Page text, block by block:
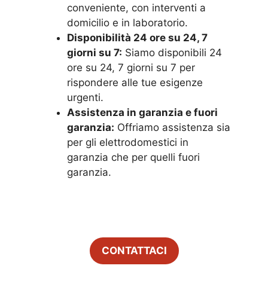
conveniente, con interventi a
domicilio e in laboratorio.
Disponibilità 24 ore su 24, 7
giorni su 7: Siamo disponibili 24
ore su 24, 7 giorni su 7 per
rispondere alle tue esigenze
urgenti.
Assistenza in garanzia e fuori
garanzia: Offriamo assistenza sia
per gli elettrodomestici in
garanzia che per quelli fuori
garanzia.
CONTATTACI